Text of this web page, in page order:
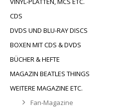
CDS
DVDS UND BLU-RAY DISCS
BOXEN MIT CDS & DVDS
BÜCHER & HEFTE
MAGAZIN BEATLES THINGS
WEITERE MAGAZINE ETC.
Fan-Magazine